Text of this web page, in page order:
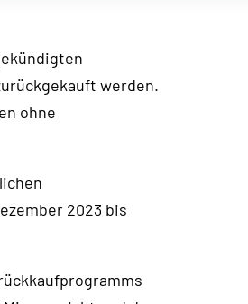
werden.
ohne
2023 bis